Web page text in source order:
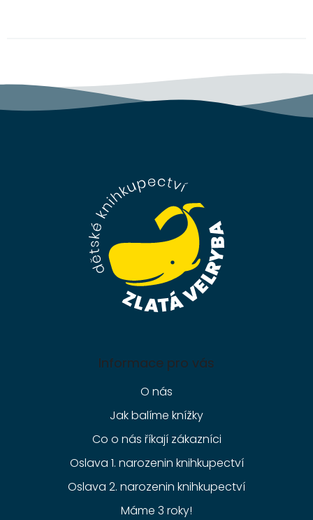
Informace pro vás
O nás
Jak balíme knížky
Co o nás říkají zákazníci
Oslava 1. narozenin knihkupectví
Oslava 2. narozenin knihkupectví
Máme 3 roky!